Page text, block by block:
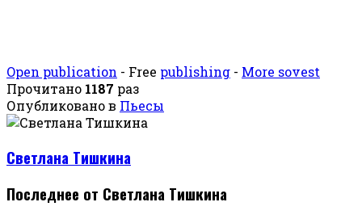
Open publication - Free publishing - More sovest
Прочитано 1187 раз
Опубликовано в Пьесы
Светлана Тишкина
Последнее от Светлана Тишкина